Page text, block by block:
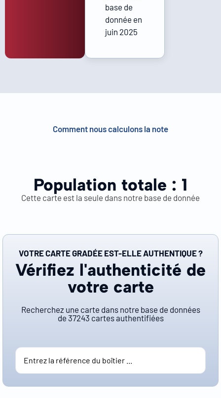
base de
donnée en
juin 2025
Comment nous calculons la note
Population totale : 1
Cette carte est la seule dans notre base de donnée
VOTRE CARTE GRADÉE EST-ELLE AUTHENTIQUE ?
Vérifiez l'authenticité de
votre carte
Recherchez une carte dans notre base de données
de 37243 cartes authentifiées